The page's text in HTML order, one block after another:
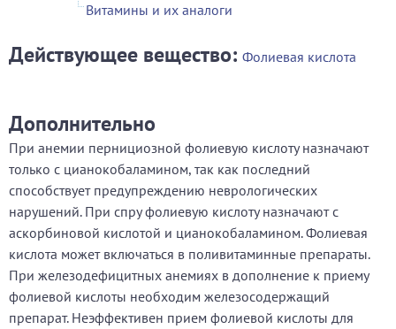
Витамины и их аналоги
Действующее вещество: Фолиевая кислота
Дополнительно
При анемии пернициозной фолиевую кислоту назначают
только с цианокобаламином, так как последний
способствует предупреждению неврологических
нарушений. При спру фолиевую кислоту назначают с
аскорбиновой кислотой и цианокобаламином. Фолиевая
кислота может включаться в поливитаминные препараты.
При железодефицитных анемиях в дополнение к приему
фолиевой кислоты необходим железосодержащий
препарат. Неэффективен прием фолиевой кислоты для